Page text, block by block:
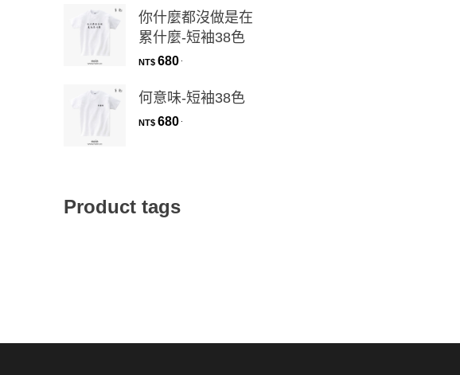
你什麼都沒做是在
累什麼-短袖38色
NT$ 680
何意味-短袖38色
NT$ 680
Product tags